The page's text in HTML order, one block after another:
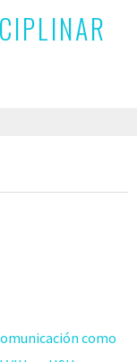
como